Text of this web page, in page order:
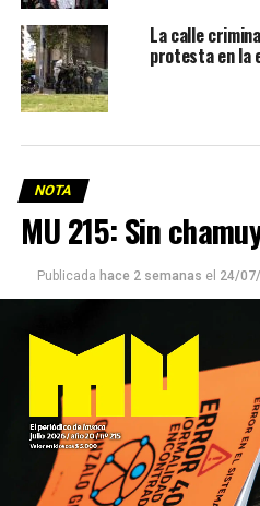
La calle
protesta en la
NOTA
MU 215: Sin
Publicada hace 2 semanas el 24/